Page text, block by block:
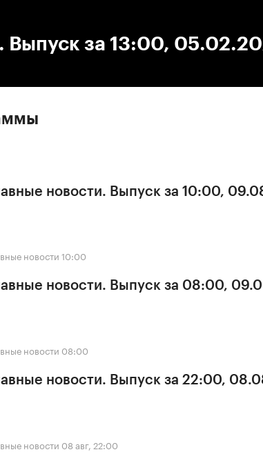
Выпуск за 13:00,
новости. Выпуск за 10:00,
новости 10:00
новости. Выпуск за 08:00,
новости 08:00
новости. Выпуск за 22:00,
новости 08 авг, 22:00